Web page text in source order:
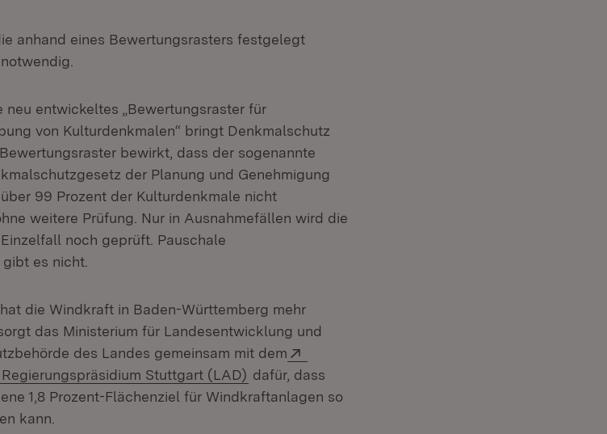
anhand eines Bewertungsrasters festgelegt
entwickeltes „Bewertungsraster für
von Kulturdenkmalen“ bringt Denkmalschutz
bewirkt, dass der sogenannte
der Planung und Genehmigung
99 Prozent der Kulturdenkmale nicht
weitere Prüfung. Nur in Ausnahmefällen wird die
noch geprüft. Pauschale
es nicht.
die Windkraft in Baden-Württemberg mehr
das Ministerium für Landesentwicklung und
des Landes gemeinsam mit dem
Stuttgart (LAD) (Öffnet in neuem Fenster)
dafür, dass
1,8 Prozent-Flächenziel für Windkraftanlagen so
kann.